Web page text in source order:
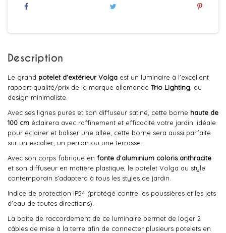
Description
Le grand potelet d'extérieur Volga est un luminaire à l'excellent
rapport qualité/prix de la marque allemande Trio Lighting , au
design minimaliste.
Avec ses lignes pures et son diffuseur satiné, cette borne haute de
100 cm éclairera avec raffinement et efficacité votre jardin: idéale
pour éclairer et baliser une allée, cette borne sera aussi parfaite
sur un escalier, un perron ou une terrasse.
Avec son corps fabriqué en fonte d'aluminium coloris anthracite
et son diffuseur en matière plastique, le potelet Volga au style
contemporain s'adaptera à tous les styles de jardin.
Indice de protection IP54 (protégé contre les poussières et les jets
d'eau de toutes directions).
La boîte de raccordement de ce luminaire permet de loger 2
câbles de mise à la terre afin de connecter plusieurs potelets en